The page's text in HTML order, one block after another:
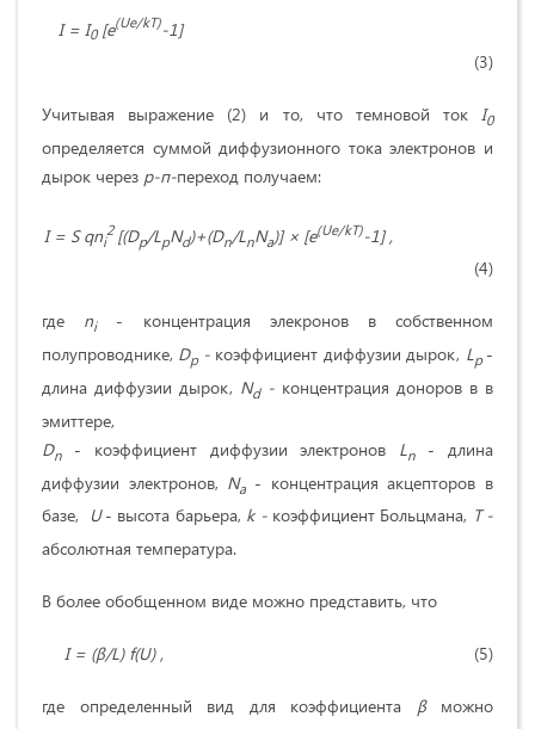
I= I0[e(Ue/kT)-1]
(3)
Учитывая выражение (2) и то, что темновой ток I0
определяется суммой диффузионного тока электронов и
дырок через р-п-переход получаем:
I = S qni
2[(Dp/LpNd)+(Dn/LnNa)] × [e(Ue/kT)-1] ,
(4)
где ni
- концентрация элекронов в собственном
полупроводнике, Dp - коэффициент диффузии дырок, Lp -
длина диффузии дырок, Nd- концентрация доноров в в
эмиттере,
Dn - коэффициент диффузии электронов Ln
- длина
диффузии электронов, Na - концентрация акцепторов в
базе,
U - высота барьера, k- коэффициент Больцмана, T-
абсолютная температура.
В более обобщенном виде можно представить, что
I= (β/L) f(U) , (5)
где определенный вид для коэффициента βможно